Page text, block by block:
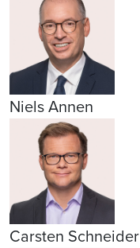
Niels Annen
Carsten Schneider